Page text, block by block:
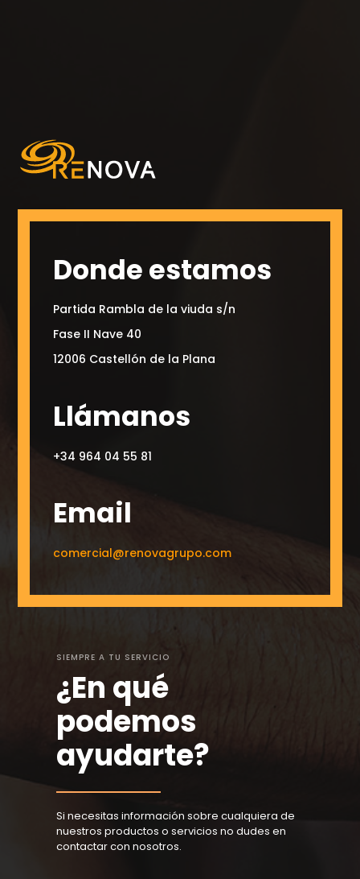
SIEMPRE A TU SERVICIO
¿En qué
podemos
ayudarte?
Si necesitas información sobre cualquiera de
nuestros productos o servicios no dudes en
contactar con nosotros.
Donde estamos
Partida Rambla de la viuda s/n
Fase II Nave 40
12006 Castellón de la Plana
Llámanos
+34 964 04 55 81
Email
comercial@renovagrupo.com